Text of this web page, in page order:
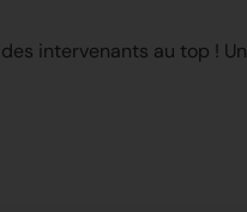
intervenants au top !